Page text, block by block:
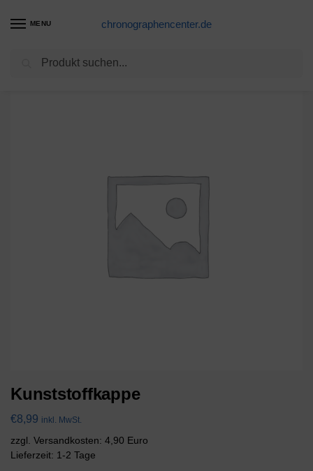
MENU chronographencenter.de
Ersatzteile für Handstücke
Kunststoffkappe
€8,99 inkl. MwSt.
zzgl. Versandkosten: 4,90 Euro
Lieferzeit: 1-2 Tage